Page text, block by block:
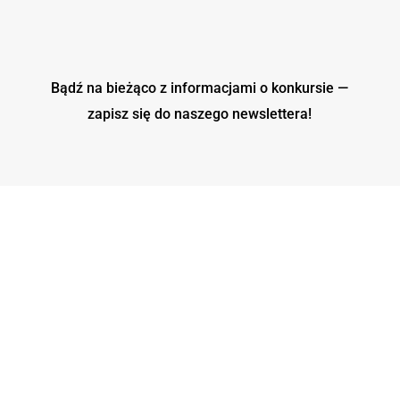
Bądź na bieżąco z informacjami o konkursie —
zapisz się do naszego newslettera!